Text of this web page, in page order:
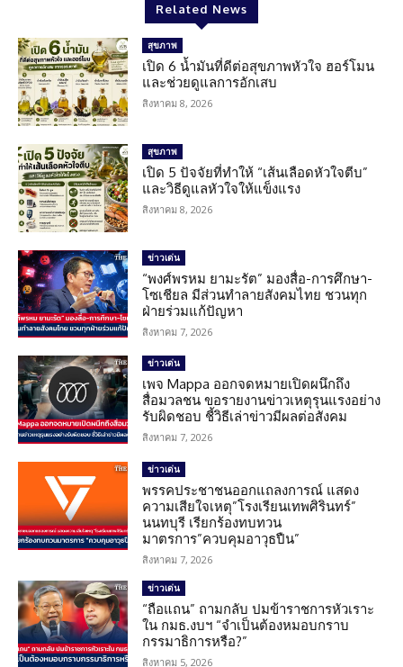
Related News
สุขภาพ
เปิด 6 น้ำมันที่ดีต่อสุขภาพหัวใจ ฮอร์โมน
และช่วยดูแลการอักเสบ
สิงหาคม 8, 2026
สุขภาพ
เปิด 5 ปัจจัยที่ทำให้ “เส้นเลือดหัวใจตีบ”
และวิธีดูแลหัวใจให้แข็งแรง
สิงหาคม 8, 2026
ข่าวเด่น
“พงศ์พรหม ยามะรัต” มองสื่อ-การศึกษา-
โซเชียล มีส่วนทำลายสังคมไทย ชวนทุก
ฝ่ายร่วมแก้ปัญหา
สิงหาคม 7, 2026
ข่าวเด่น
เพจ Mappa ออกจดหมายเปิดผนึกถึง
สื่อมวลชน ขอรายงานข่าวเหตุรุนแรงอย่าง
รับผิดชอบ ชี้วิธีเล่าข่าวมีผลต่อสังคม
สิงหาคม 7, 2026
ข่าวเด่น
พรรคประชาชนออกแถลงการณ์ แสดง
ความเสียใจเหตุ”โรงเรียนเทพศิรินทร์”
นนทบุรี เรียกร้องทบทวน
มาตรการ”ควบคุมอาวุธปืน”
สิงหาคม 7, 2026
ข่าวเด่น
“ถือแถน” ถามกลับ ปมข้าราชการหัวเราะ
ใน กมธ.งบฯ “จำเป็นต้องหมอบกราบ
กรรมาธิการหรือ?”
สิงหาคม 5, 2026